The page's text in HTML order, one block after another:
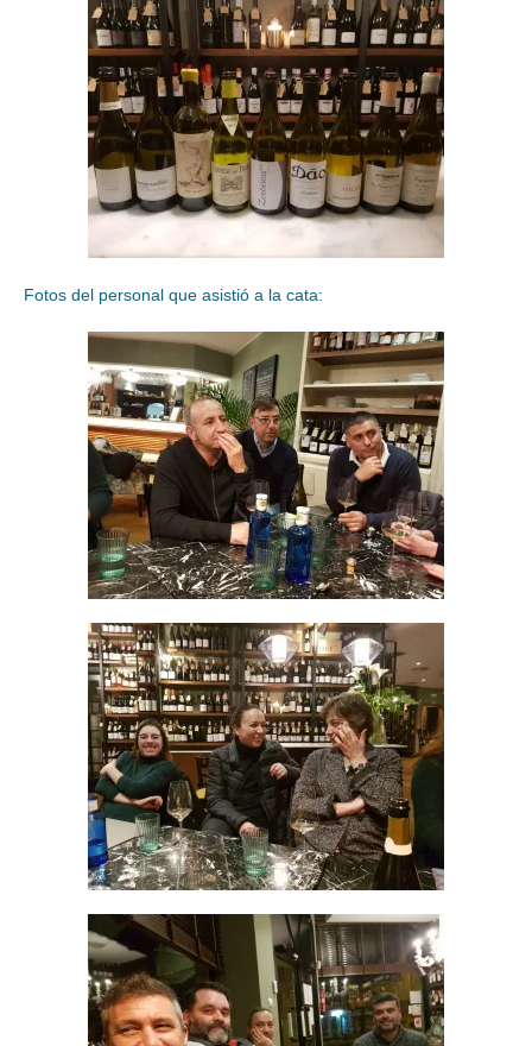
Fotos del personal que asistió a la cata: